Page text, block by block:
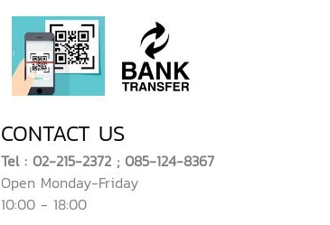
CONTACT US
Tel : 02-215-2372 ; 085-124-8367
Open Monday-Friday
10:00 - 18:00